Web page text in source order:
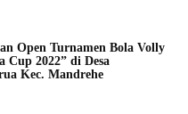
Open Turnamen Bola Volly
Cup 2022” di Desa
Kec. Mandrehe